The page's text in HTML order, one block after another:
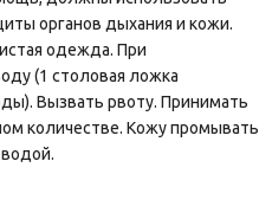
органов дыхания и кожи.
одежда. При
(1 столовая ложка
Вызвать рвоту. Принимать
количестве. Кожу промывать